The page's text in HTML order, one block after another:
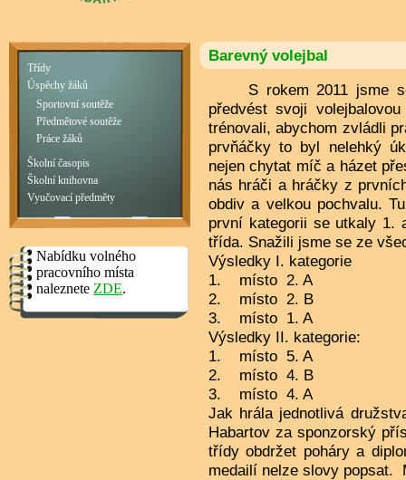
Třídy
Úspěchy žáků
Sportovní soutěže
Předmětové soutěže
Práce žáků
Školní časopis
Školní knihovna
Vyučovací předměty
Nabídku volného
pracovního místa
naleznete ZDE.
Barevný volejbal
S rokem 2011 jsme se
předvést svoji
trénovali, abychom zvládli
prvňáčky to byl nelehký
nejen chytat míč a házet
nás hráči a hráčky z
obdiv a velkou pochvalu.
první kategorii se utkaly 1.
třída. Snažili jsme se ze
Výsledky I. kategorie
1. místo 2. A
2. místo 2. B
3. místo 1. A
Výsledky II. kategorie:
1. místo 5. A
2. místo 4. B
3. místo 4. A
Jak hrála jednotlivá
Habartov za sponzorský
třídy obdržet poháry a
medailí nelze slovy popsat.